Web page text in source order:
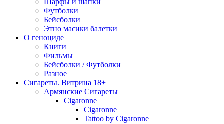
Шарфы и шапки
Футболки
Бейсболки
Этно масики балетки
О геноциде
Книги
Фильмы
Бейсболки / Футболки
Разное
Сигареты. Витрина 18+
Армянские Сигареты
Cigaronne
Cigaronne
Tattoo by Cigaronne